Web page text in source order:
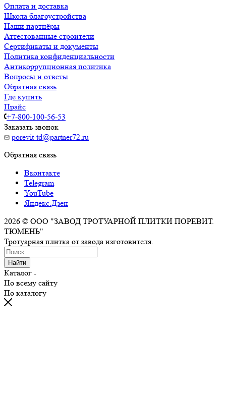
Оплата и доставка
Школа благоустройства
Наши партнёры
Аттестованные строители
Сертификаты и документы
Политика конфиденциальности
Антикоррупционная политика
Вопросы и ответы
Обратная связь
Где купить
Прайс
+7-800-100-56-53
Заказать звонок
porevit-td@partner72.ru
Обратная связь
Вконтакте
Telegram
YouTube
Яндекс.Дзен
2026 © ООО "ЗАВОД ТРОТУАРНОЙ ПЛИТКИ ПОРЕВИТ.
ТЮМЕНЬ"
Тротуарная плитка от завода изготовителя.
Найти
Каталог
По всему сайту
По каталогу